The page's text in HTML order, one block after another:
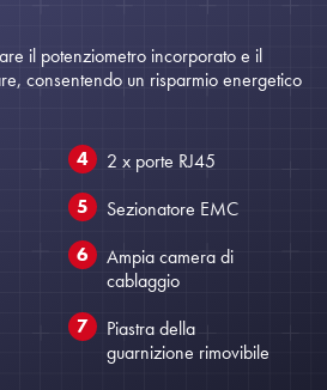
il potenziometro incorporato e il
consentendo un risparmio energetico
2 x porte RJ45
Sezionatore EMC
Ampia camera di
cablaggio
Piastra della
guarnizione rimovibile